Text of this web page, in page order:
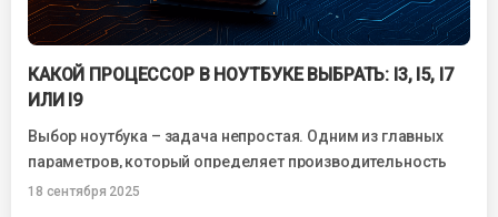
КАКОЙ ПРОЦЕССОР В НОУТБУКЕ ВЫБРАТЬ: I3, I5, I7
ИЛИ I9
Выбор ноутбука – задача непростая. Одним из главных
параметров, который определяет производительность
устройства, является процессор. Именно от него зависит,
18 сентября 2025